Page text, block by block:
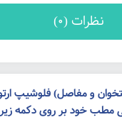
نظرات (0)
و مفاصل) فلوشیپ
مطب خود بر روی دکمه